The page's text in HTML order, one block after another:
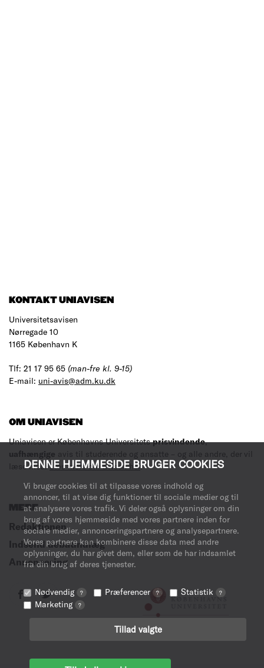
DENNE HJEMMESIDE BRUGER COOKIES
Vi bruger cookies til at tilpasse vores indhold og
annoncer, til at vise dig funktioner til sociale medier og til
at analysere vores trafik. Vi deler også oplysninger om din
brug af vores hjemmeside med vores partnere inden for
sociale medier, annonceringspartnere og analysepartnere.
Vores partnere kan kombinere disse data med andre
oplysninger, du har givet dem, eller som de har indsamlet
fra din brug af deres tjenester.
Nødvendig ? Præferencer ? Statistik ?
Marketing ?
Tillad valgte
KONTAKT UNIAVISEN
Universitetsavisen
Nørregade 10
1165 København K
Tlf: 21 17 95 65 (man-fre kl. 9-15)
E-mail: uni-avis@adm.ku.dk
OM UNIAVISEN
Uniavisen er Københavns Universitetsprisvindende,
uafhængige avis til studerende og ansatte – og alle andre, der vil
læse med.Læs mere om avisen her.
MERE
Redaktionen
Indsend debatindlæg
Annoncering